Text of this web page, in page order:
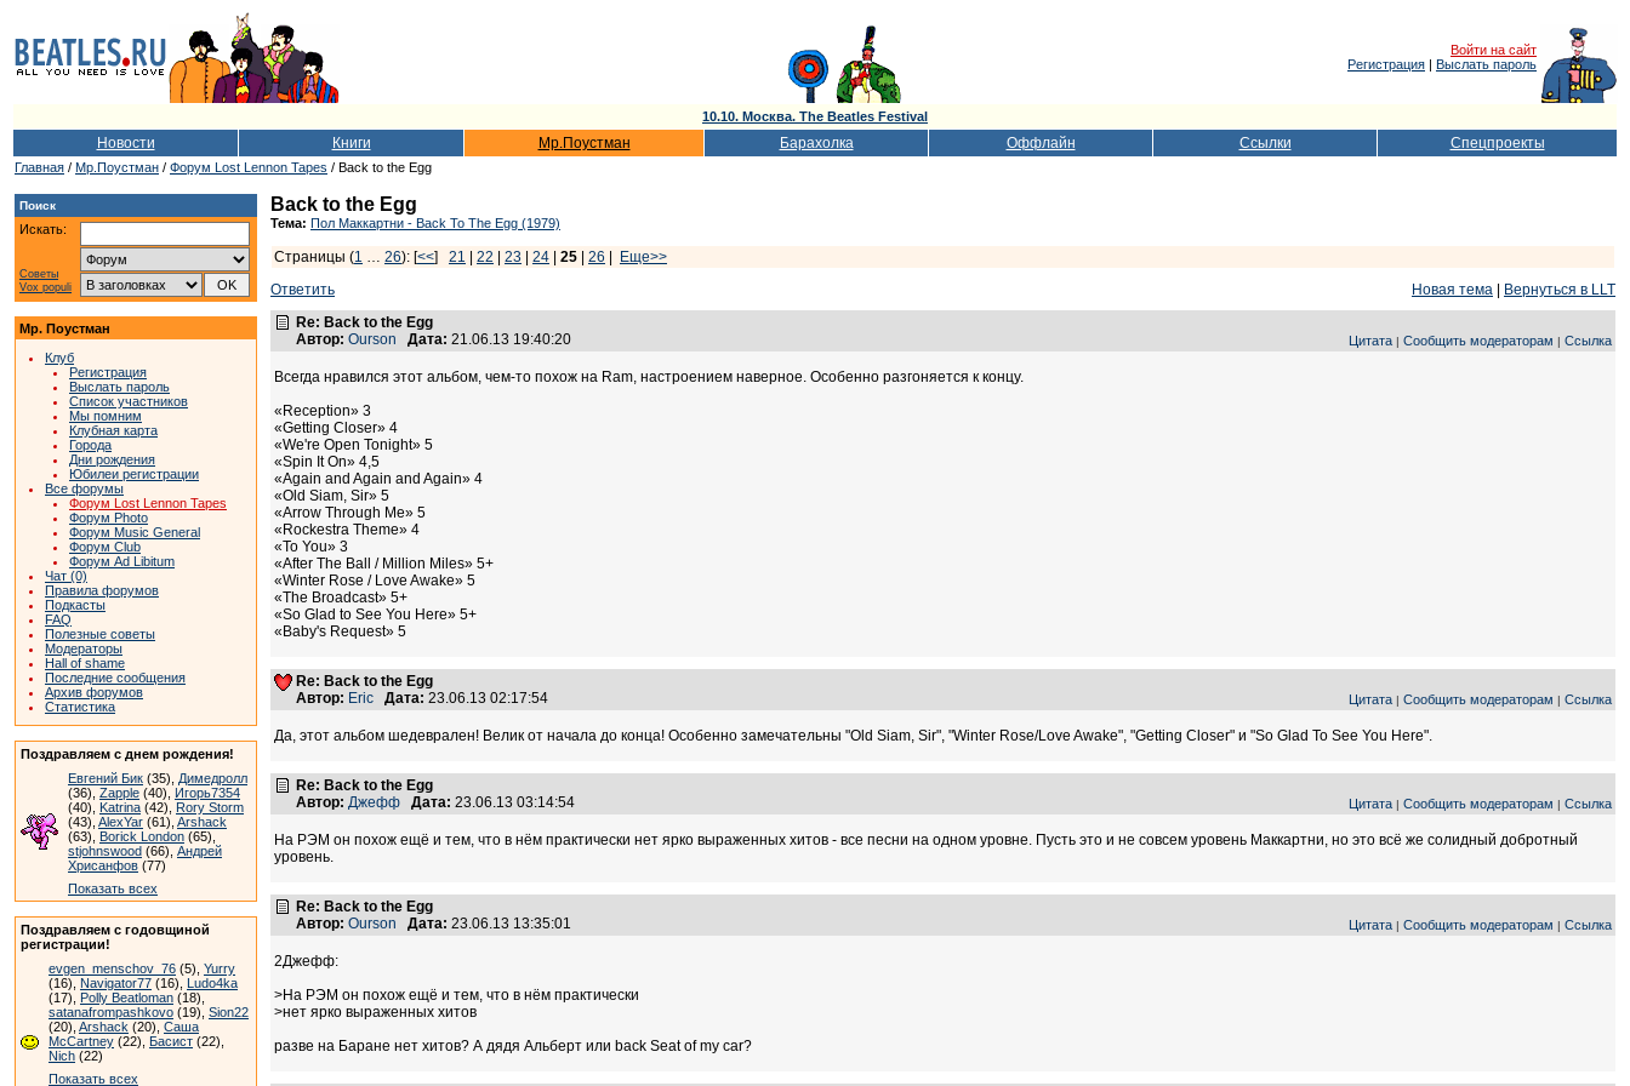
Войти на сайт
Регистрация | Выслать пароль
10.10. Москва. The Beatles Festival
Новости Книги Мр.Поустман Барахолка Оффлайн Ссылки Спецпроекты
Главная / Мр.Поустман / Форум Lost Lennon Tapes / Back to the Egg
Поиск
Искать:
Советы
Vox populi
Мр. Поустман
Клуб
Регистрация
Выслать пароль
Список участников
Мы помним
Клубная карта
Города
Дни рождения
Юбилеи регистрации
Все форумы
Форум Lost Lennon Tapes
Форум Photo
Форум Music General
Форум Club
Форум Ad Libitum
Чат (0)
Правила форумов
Подкасты
FAQ
Полезные советы
Модераторы
Hall of shame
Последние сообщения
Архив форумов
Статистика
Поздравляем с днем рождения!
Евгений Бик (35), Димедролл
(36), Zapple (40), Игорь7354
(40), Katrina (42), Rory Storm
(43), AlexYar (61), Arshack
(63), Borick London (65),
stjohnswood (66), Андрей
Хрисанфов (77)
Показать всех
Поздравляем с годовщиной
регистрации!
evgen_menschov_76 (5), Yurry
(16), Navigator77 (16), Ludo4ka
(17), Polly Beatloman (18),
satanafrompashkovo (19), Sion22
(20), Arshack (20), Саша
McCartney (22), Басист (22),
Nich (22)
Показать всех
Back to the Egg
Тема: Пол Маккартни - Back To The Egg (1979)
Страницы (1 … 26): [<<] 21 22 23 24 25 26
Еще>>
Ответить
Новая тема
Вернуться в LLT
Re: Back to the Egg
Автор: Ourson Дата: 21.06.13 19:40:20 Цитата | Сообщить модераторам | Ссылка
Всегда нравился этот альбом, чем-то похож на Ram, настроением наверное. Особенно разгоняется к концу.
«Reception» 3
«Getting Closer» 4
«We're Open Tonight» 5
«Spin It On» 4,5
«Again and Again and Again» 4
«Old Siam, Sir» 5
«Arrow Through Me» 5
«Rockestra Theme» 4
«To You» 3
«After The Ball / Million Miles» 5+
«Winter Rose / Love Awake» 5
«The Broadcast» 5+
«So Glad to See You Here» 5+
«Baby's Request» 5
Re: Back to the Egg
Автор: Eric Дата: 23.06.13 02:17:54 Цитата | Сообщить модераторам | Ссылка
Да, этот альбом шедеврален! Велик от начала до конца! Особенно замечательны "Old Siam, Sir", "Winter Rose/Love Awake", "Getting Closer" и "So Glad To See You Here".
Re: Back to the Egg
Автор: Джефф Дата: 23.06.13 03:14:54 Цитата | Сообщить модераторам | Ссылка
На РЭМ он похож ещё и тем, что в нём практически нет ярко выраженных хитов - все песни на одном уровне. Пусть это и не совсем уровень Маккартни, но это всё же солидный добротный
уровень.
Re: Back to the Egg
Автор: Ourson Дата: 23.06.13 13:35:01 Цитата | Сообщить модераторам | Ссылка
2Джефф:
>На РЭМ он похож ещё и тем, что в нём практически
>нет ярко выраженных хитов
разве на Баране нет хитов? А дядя Альберт или back Seat of my car?